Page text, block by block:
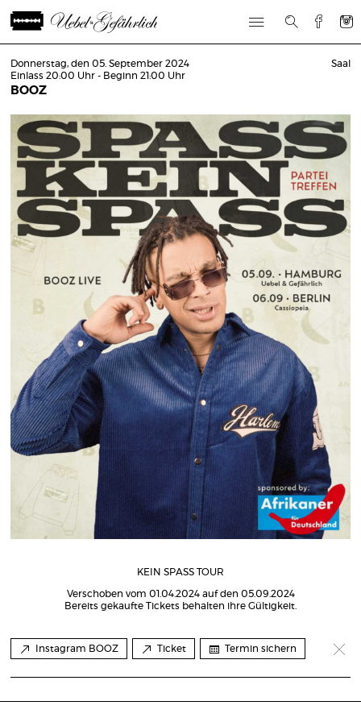
Donnerstag, den 05. September 2024
Einlass 20:00 Uhr - Beginn 21:00 Uhr
BOOZ
Saal
KEIN SPASS TOUR
Verschoben vom 01.04.2024 auf den 05.09.2024
Bereits gekaufte Tickets behalten ihre Gültigkeit.
Instagram BOOZ Ticket Termin sichern